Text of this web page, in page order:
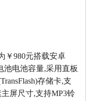
￥980元搭载安卓
池电池容量,采用直板
存储卡,支
屏尺寸,支持MP3铃